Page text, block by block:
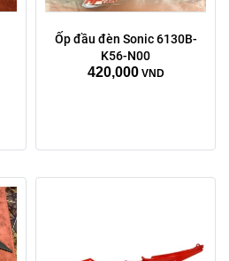
Ốp đầu đèn Sonic 6130B-
K56-N00
420,000 VND
Trái phải:
phải
trái